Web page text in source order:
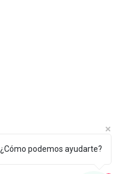
¿Cómo podemos ayudarte?